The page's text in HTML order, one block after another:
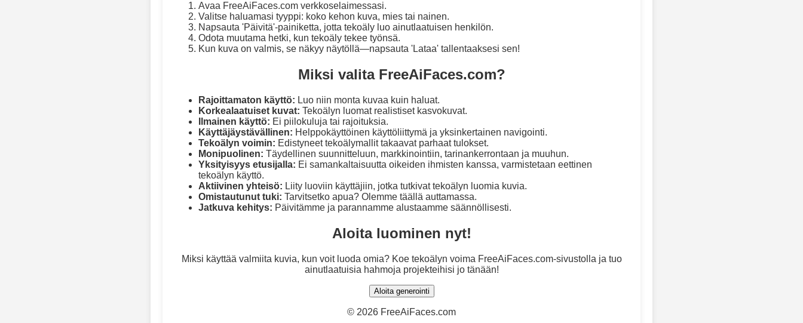
Avaa FreeAiFaces.com verkkoselaimessasi.
Valitse haluamasi tyyppi: koko kehon kuva, mies tai nainen.
Napsauta 'Päivitä'-painiketta, jotta tekoäly luo ainutlaatuisen henkilön.
Odota muutama hetki, kun tekoäly tekee työnsä.
Kun kuva on valmis, se näkyy näytöllä—napsauta 'Lataa' tallentaaksesi sen!
Miksi valita FreeAiFaces.com?
Rajoittamaton käyttö: Luo niin monta kuvaa kuin haluat.
Korkealaatuiset kuvat: Tekoälyn luomat realistiset kasvokuvat.
Ilmainen käyttö: Ei piilokuluja tai rajoituksia.
Käyttäjäystävällinen: Helppokäyttöinen käyttöliittymä ja yksinkertainen navigointi.
Tekoälyn voimin: Edistyneet tekoälymallit takaavat parhaat tulokset.
Monipuolinen: Täydellinen suunnitteluun, markkinointiin, tarinankerrontaan ja muuhun.
Yksityisyys etusijalla: Ei samankaltaisuutta oikeiden ihmisten kanssa, varmistetaan eettinen
tekoälyn käyttö.
Aktiivinen yhteisö: Liity luoviin käyttäjiin, jotka tutkivat tekoälyn luomia kuvia.
Omistautunut tuki: Tarvitsetko apua? Olemme täällä auttamassa.
Jatkuva kehitys: Päivitämme ja parannamme alustaamme säännöllisesti.
Aloita luominen nyt!
Miksi käyttää valmiita kuvia, kun voit luoda omia? Koe tekoälyn voima FreeAiFaces.com-sivustolla ja tuo
ainutlaatuisia hahmoja projekteihisi jo tänään!
Aloita generointi
© 2026 FreeAiFaces.com